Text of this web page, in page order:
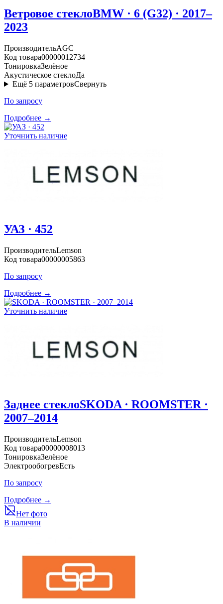
Ветровое стеклоBMW · 6 (G32) · 2017–
2023
ПроизводительAGC
Код товара00000012734
ТонировкаЗелёное
Акустическое стеклоДа
Ещё 5 параметровСвернуть
По запросу
Подробнее →
Уточнить наличие
УАЗ · 452
ПроизводительLemson
Код товара00000005863
По запросу
Подробнее →
Уточнить наличие
Заднее стеклоSKODA · ROOMSTER ·
2007–2014
ПроизводительLemson
Код товара00000008013
ТонировкаЗелёное
ЭлектрообогревЕсть
По запросу
Подробнее →
Нет фото
В наличии